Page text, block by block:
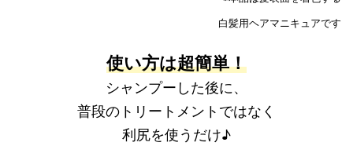
白髪用ヘアマニキュアです
使い方は超簡単！
シャンプーした後に、
普段のトリートメントではなく
利尻を使うだけ♪